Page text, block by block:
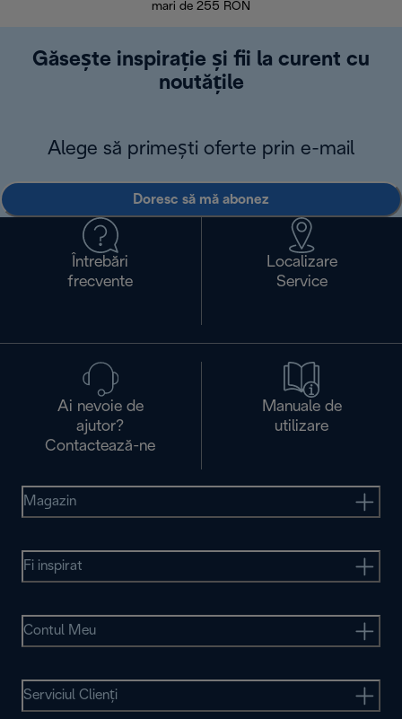
mari de 255 RON
Găsește inspirație și fii la curent cu
noutățile
Alege să primești oferte prin e-mail
Doresc să mă abonez
Întrebări
frecvente
Localizare
Service
Ai nevoie de
ajutor?
Contactează-ne
Manuale de
utilizare
Magazin
Fi inspirat
Contul Meu
Serviciul Clienţi